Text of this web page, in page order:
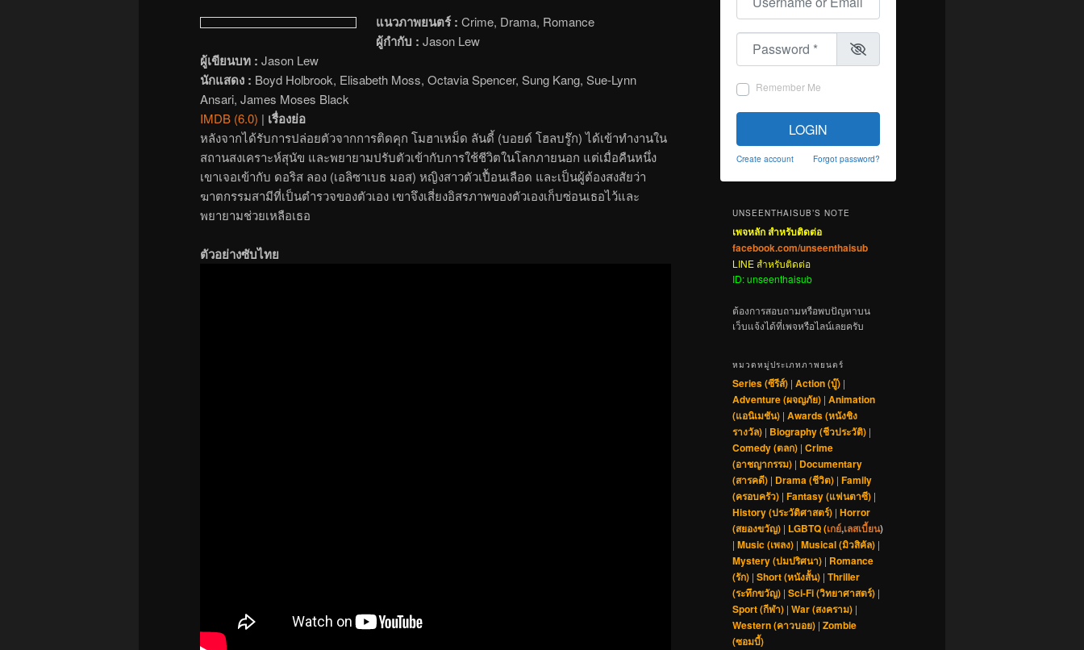
แนวภาพยนตร์ : Crime, Drama, Romance
ผู้กำกับ : Jason Lew
ผู้เขียนบท : Jason Lew
นักแสดง : Boyd Holbrook, Elisabeth Moss, Octavia Spencer, Sung Kang, Sue-Lynn
Ansari, James Moses Black
IMDB (6.0) | เรื่องย่อ
หลังจากได้รับการปล่อยตัวจากการติดคุก โมฮาเหม็ด ลันดี้ (บอยด์ โฮลบรู๊ก) ได้เข้าทำงานใน
สถานสงเคราะห์สุนัข และพยายามปรับตัวเข้ากับการใช้ชีวิตในโลกภายนอก แต่เมื่อคืนหนึ่ง
เขาเจอเข้ากับ ดอริส ลอง (เอลิซาเบธ มอส) หญิงสาวตัวเปื้อนเลือด และเป็นผู้ต้องสงสัยว่า
ฆาตกรรมสามีที่เป็นตำรวจของตัวเอง เขาจึงเสี่ยงอิสรภาพของตัวเองเก็บซ่อนเธอไว้และ
พยายามช่วยเหลือเธอ
ตัวอย่างซับไทย
Password
Remember Me
LOGIN
Create account Forgot password?
UNSEENTHAISUB’S NOTE
เพจหลัก สำหรับติดต่อ
facebook.com/unseenthaisub
LINE สำหรับติดต่อ
ID: unseenthaisub
ต้องการสอบถามหรือพบปัญหาบน
เว็บแจ้งได้ที่เพจหรือไลน์เลยครับ
หมวดหมู่ประเภทภาพยนตร์
Series (ซีรีส์) | Action (บู๊) |
Adventure (ผจญภัย) | Animation
(แอนิเมชัน) | Awards (หนังชิง
รางวัล) | Biography (ชีวประวัติ) |
Comedy (ตลก) | Crime
(อาชญากรรม) | Documentary
(สารคดี) | Drama (ชีวิต) | Family
(ครอบครัว) | Fantasy (แฟนตาซี) |
History (ประวัติศาสตร์) | Horror
(สยองขวัญ) | LGBTQ (เกย์,เลสเบี้ยน)
| Music (เพลง) | Musical (มิวสิคัล) |
Mystery (ปมปริศนา) | Romance
(รัก) | Short (หนังสั้น) | Thriller
(ระทึกขวัญ) | Sci-Fi (วิทยาศาสตร์) |
Sport (กีฬา) | War (สงคราม) |
Western (คาวบอย) | Zombie
(ซอมบี้)